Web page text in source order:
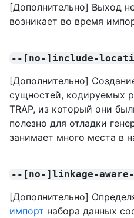
[Дополнительно] Выход
возникает во время
--[no-]include-
[Дополнительно]
сущностей, кодируемых
TRAP, из который они
полезно для отладки
занимает много места в
--[no-]linkage-
[Дополнительно]
импорт набора данных